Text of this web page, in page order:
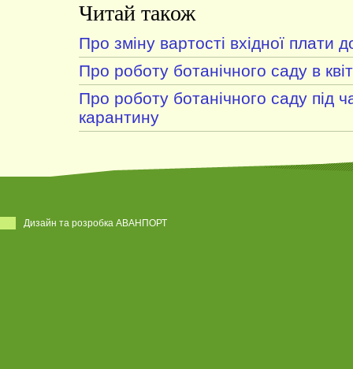
Читай також
Про зміну вартості вхідної плати
Про роботу ботанічного саду в
Про роботу ботанічного саду під
карантину
Дизайн та розробка АВАНПОРТ